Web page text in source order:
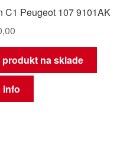
C1 Peugeot 107 9101AK
na sklade
info